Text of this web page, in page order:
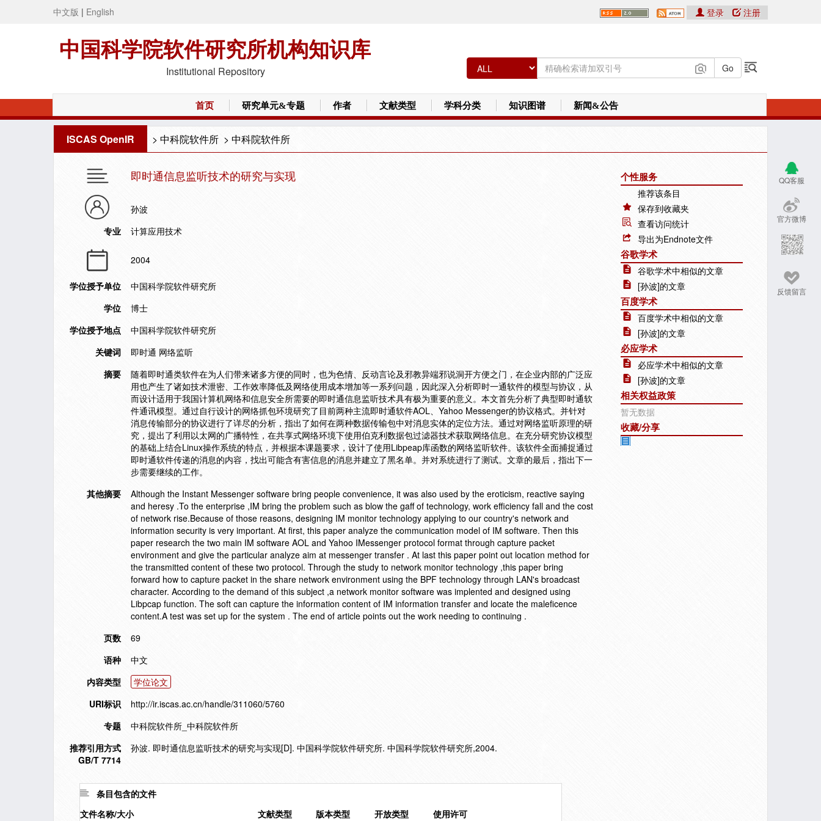
中文版 | English
中国科学院软件研究所机构知识库
Institutional Repository
登录 注册
首页 研究单元&专题 作者 文献类型 学科分类 知识图谱 新闻&公告
ISCAS OpenIR > 中科院软件所 > 中科院软件所
QQ客服
官方微博
反馈留言
即时通信息监听技术的研究与实现
孙波
专业
计算应用技术
2004
学位授予单位
中国科学院软件研究所
学位
博士
学位授予地点
中国科学院软件研究所
关键词
即时通 网络监听
摘要
随着即时通类软件在为人们带来诸多方便的同时，也为色情、反动言论及邪教异端邪说洞开方便之门，在企业内部的广泛应
用也产生了诸如技术泄密、工作效率降低及网络使用成本增加等一系列问题，因此深入分析即时一通软件的模型与协议，从
而设计适用于我国计算机网络和信息安全所需要的即时通信息监听技术具有极为重要的意义。本文首先分析了典型即时通软
件通讯模型。通过自行设计的网络抓包环境研究了目前两种主流即时通软件AOL、Yahoo Messenger的协议格式。并针对
消息传输部分的协议进行了详尽的分析，指出了如何在两种数据传输包中对消息实体的定位方法。通过对网络监听原理的研
究，提出了利用以太网的广播特性，在共享式网络环境下使用伯克利数据包过滤器技术获取网络信息。在充分研究协议模型
的基础上结合Linux操作系统的特点，并根据本课题要求，设计了使用Libpeap库函数的网络监听软件。该软件全面捕捉通过
即时通软件传递的消息的内容，找出可能含有害信息的消息并建立了黑名单。并对系统进行了测试。文章的最后，指出下一
步需要继续的工作。
其他摘要
Although the Instant Messenger software bring people convenience, it was also used by the eroticism, reactive saying
and heresy .To the enterprise ,IM bring the problem such as blow the gaff of technology, work efficiency fall and the cost
of network rise.Because of those reasons, designing IM monitor technology applying to our country's network and
information security is very important. At first, this paper analyze the communication model of IM software. Then this
paper research the two main IM software AOL and Yahoo IMessenger protocol format through capture packet
environment and give the particular analyze aim at messenger transfer . At last this paper point out location method for
the transmitted content of these two protocol. Through the study to network monitor technology ,this paper bring
forward how to capture packet in the share network environment using the BPF technology through LAN's broadcast
character. According to the demand of this subject ,a network monitor software was implented and designed using
Libpcap function. The soft can capture the information content of IM information transfer and locate the maleficence
content.A test was set up for the system . The end of article points out the work needing to continuing .
页数
69
语种
中文
内容类型
学位论文
URI标识
http://ir.iscas.ac.cn/handle/311060/5760
专题
中科院软件所_中科院软件所
推荐引用方式
GB/T 7714
孙波. 即时通信息监听技术的研究与实现[D]. 中国科学院软件研究所. 中国科学院软件研究所,2004.
条目包含的文件
文件名称/大小
文献类型 版本类型 开放类型 使用许可
个性服务
推荐该条目
保存到收藏夹
查看访问统计
导出为Endnote文件
谷歌学术
谷歌学术中相似的文章
[孙波]的文章
百度学术
百度学术中相似的文章
[孙波]的文章
必应学术
必应学术中相似的文章
[孙波]的文章
相关权益政策
暂无数据
收藏/分享